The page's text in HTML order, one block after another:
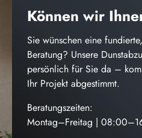
Können wir
Sie wünschen eine
Beratung? Unsere
persönlich für Sie da –
Ihr Projekt abgestimmt.
Beratungszeiten:
Montag–Freitag |